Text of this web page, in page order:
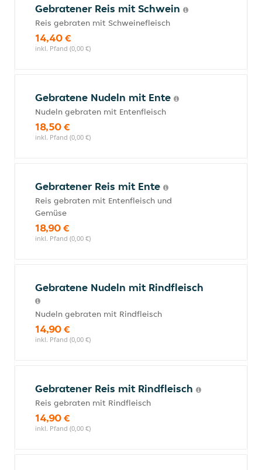
Gebratener Reis mit Schwein
Reis gebraten mit Schweinefleisch
14,40 €
inkl. Pfand (0,00 €)
Gebratene Nudeln mit Ente
Nudeln gebraten mit Entenfleisch
18,50 €
inkl. Pfand (0,00 €)
Gebratener Reis mit Ente
Reis gebraten mit Entenfleisch und
Gemüse
18,90 €
inkl. Pfand (0,00 €)
Gebratene Nudeln mit Rindfleisch
Nudeln gebraten mit Rindfleisch
14,90 €
inkl. Pfand (0,00 €)
Gebratener Reis mit Rindfleisch
Reis gebraten mit Rindfleisch
14,90 €
inkl. Pfand (0,00 €)